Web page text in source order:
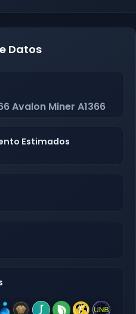
Datos
Avalon Miner A1366
Estimados